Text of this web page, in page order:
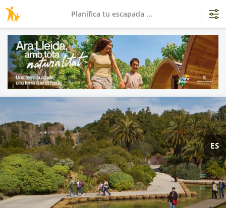
ES
Planifica tu escapada ...